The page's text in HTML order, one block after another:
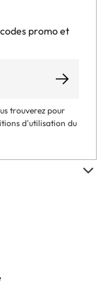
promo et
S’abonner
trouverez pour
d'utilisation du